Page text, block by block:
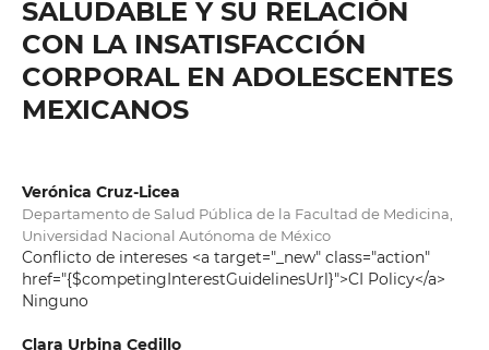
SALUDABLE Y SU RELACIÓN
CON LA INSATISFACCIÓN
CORPORAL EN ADOLESCENTES
MEXICANOS
Verónica Cruz-Licea
Departamento de Salud Pública de la Facultad de Medicina,
Universidad Nacional Autónoma de México
Conflicto de intereses <a target="_new" class="action"
href="{$competingInterestGuidelinesUrl}">CI Policy</a>
Ninguno
Clara Urbina Cedillo